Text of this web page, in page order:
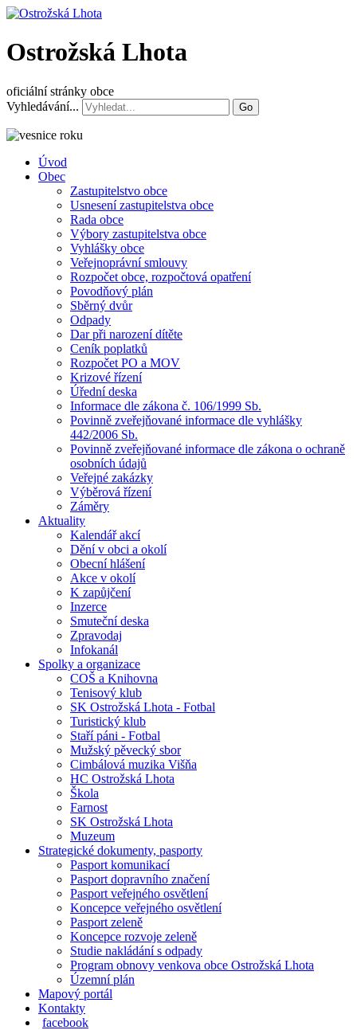
Ostrožská Lhota
oficiální stránky obce
Vyhledávání...
Go
Úvod
Obec
Zastupitelstvo obce
Usnesení zastupitelstva obce
Rada obce
Výbory zastupitelstva obce
Vyhlášky obce
Veřejnoprávní smlouvy
Rozpočet obce, rozpočtová opatření
Povodňový plán
Sběrný dvůr
Odpady
Dar při narození dítěte
Ceník poplatků
Rozpočet PO a MOV
Krizové řízení
Úřední deska
Informace dle zákona č. 106/1999 Sb.
Povinně zveřejňované informace dle vyhlášky
442/2006 Sb.
Povinně zveřejňované informace dle zákona o ochraně
osobních údajů
Veřejné zakázky
Výběrová řízení
Záměry
Aktuality
Kalendář akcí
Dění v obci a okolí
Obecní hlášení
Akce v okolí
K zapůjčení
Inzerce
Smuteční deska
Zpravodaj
Infokanál
Spolky a organizace
COŠ a Knihovna
Tenisový klub
SK Ostrožská Lhota - Fotbal
Turistický klub
Staří páni - Fotbal
Mužský pěvecký sbor
Cimbálová muzika Višňa
HC Ostrožská Lhota
Škola
Farnost
SK Ostrožská Lhota
Muzeum
Strategické dokumenty, pasporty
Pasport komunikací
Pasport dopravního značení
Pasport veřejného osvětlení
Koncepce veřejného osvětlení
Pasport zeleně
Koncepce rozvoje zeleně
Studie nakládání s odpady
Program obnovy venkova obce Ostrožská Lhota
Územní plán
Mapový portál
Kontakty
facebook